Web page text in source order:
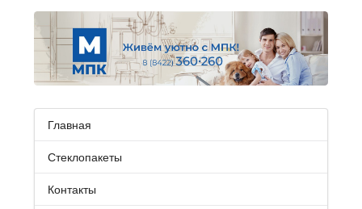
Главная
Стеклопакеты
Контакты